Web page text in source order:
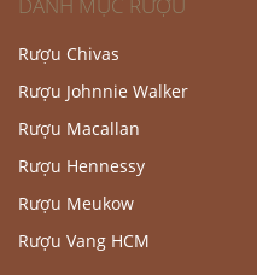
Rượu Chivas
Rượu Johnnie Walker
Rượu Macallan
Rượu Hennessy
Rượu Meukow
Rượu Vang HCM